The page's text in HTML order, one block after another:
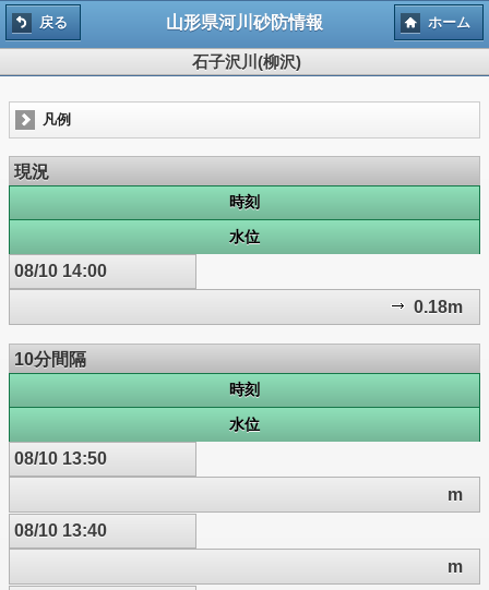
戻る 山形県河川砂防情報 ホーム
石子沢川(柳沢)
凡例
現況
時刻
水位
08/10 14:00
0.18m
10分間隔
時刻
水位
08/10 13:50
m
08/10 13:40
m